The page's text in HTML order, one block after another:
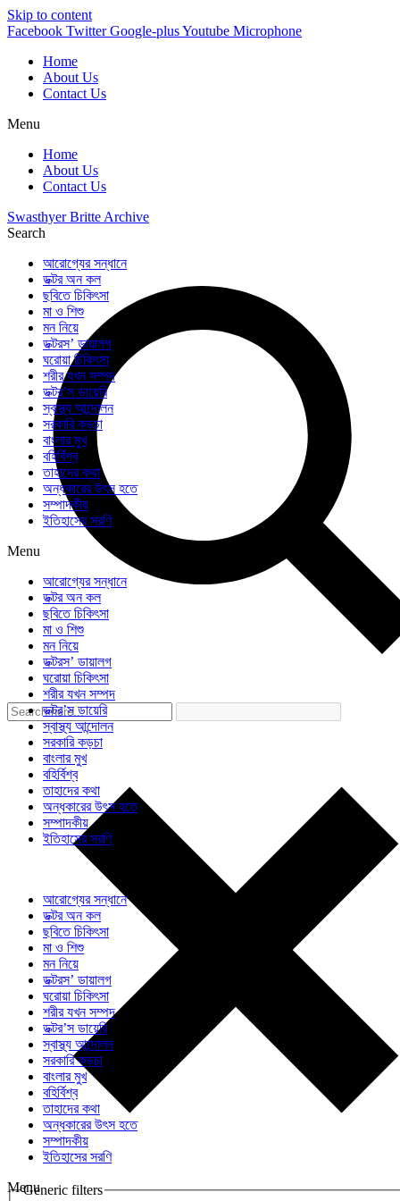
Skip to content
Facebook Twitter Google-plusYoutube Microphone
Home
About Us
Contact Us
Menu
Home
About Us
Contact Us
Swasthyer Britte Archive
Search
Generic filters
আরোগ্যের সন্ধানে
ডক্টর অন কল
ছবিতে চিকিৎসা
মা ও শিশু
মন নিয়ে
ডক্টরস’ ডায়ালগ
ঘরোয়া চিকিৎসা
শরীর যখন সম্পদ
ডক্টর’স ডায়েরি
স্বাস্থ্য আন্দোলন
সরকারি কড়চা
বাংলার মুখ
বহির্বিশ্ব
তাহাদের কথা
অন্ধকারের উৎস হতে
সম্পাদকীয়
ইতিহাসের সরণি
Menu
আরোগ্যের সন্ধানে
ডক্টর অন কল
ছবিতে চিকিৎসা
মা ও শিশু
মন নিয়ে
ডক্টরস’ ডায়ালগ
ঘরোয়া চিকিৎসা
শরীর যখন সম্পদ
ডক্টর’স ডায়েরি
স্বাস্থ্য আন্দোলন
সরকারি কড়চা
বাংলার মুখ
বহির্বিশ্ব
তাহাদের কথা
অন্ধকারের উৎস হতে
সম্পাদকীয়
ইতিহাসের সরণি
আরোগ্যের সন্ধানে
ডক্টর অন কল
ছবিতে চিকিৎসা
মা ও শিশু
মন নিয়ে
ডক্টরস’ ডায়ালগ
ঘরোয়া চিকিৎসা
শরীর যখন সম্পদ
ডক্টর’স ডায়েরি
স্বাস্থ্য আন্দোলন
সরকারি কড়চা
বাংলার মুখ
বহির্বিশ্ব
তাহাদের কথা
অন্ধকারের উৎস হতে
সম্পাদকীয়
ইতিহাসের সরণি
Menu